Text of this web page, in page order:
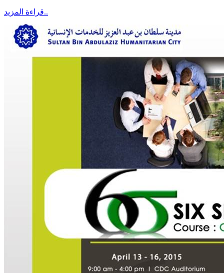
قراءة المزيد..